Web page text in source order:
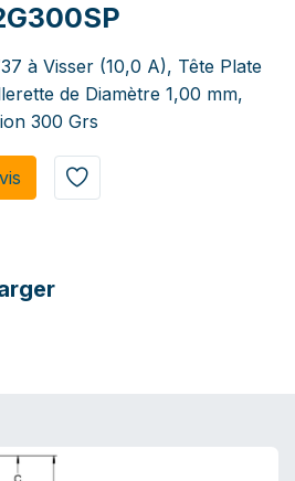
à Visser (10,0 A), Tête Plate
de Diamètre 1,00 mm,
300 Grs